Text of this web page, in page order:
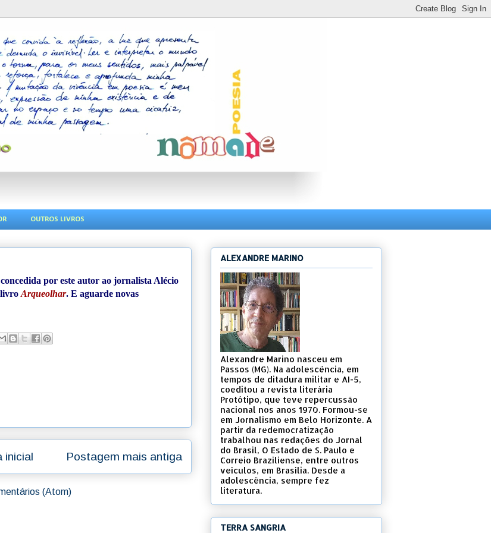
OUTROS LIVROS
por este autor ao jornalista Alécio
Arqueolhar. E aguarde novas
Postagem mais antiga
inicial
(Atom)
ALEXANDRE MARINO
Alexandre Marino nasceu em
Passos (MG). Na adolescência, em
tempos de ditadura militar e AI-5,
coeditou a revista literária
Protótipo, que teve repercussão
nacional nos anos 1970. Formou-se
em Jornalismo em Belo Horizonte. A
partir da redemocratização
trabalhou nas redações do Jornal
do Brasil, O Estado de S. Paulo e
Correio Braziliense, entre outros
veículos, em Brasília. Desde a
adolescência, sempre fez
literatura.
TERRA SANGRIA